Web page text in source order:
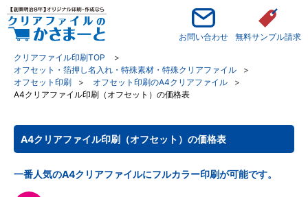
お問い合わせ
無料サンプル請求
クリアファイル印刷TOP
オフセット・箔押し名入れ・特殊素材・特殊クリアファイル
オフセット印刷
オフセット印刷のA4クリアファイル
A4クリアファイル印刷（オフセット）の価格表
A4クリアファイル印刷（オフセット）の価格表
一番人気のA4クリアファイルにフルカラー印刷が可能です。